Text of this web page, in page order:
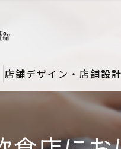
店舗デザイン・店舗設